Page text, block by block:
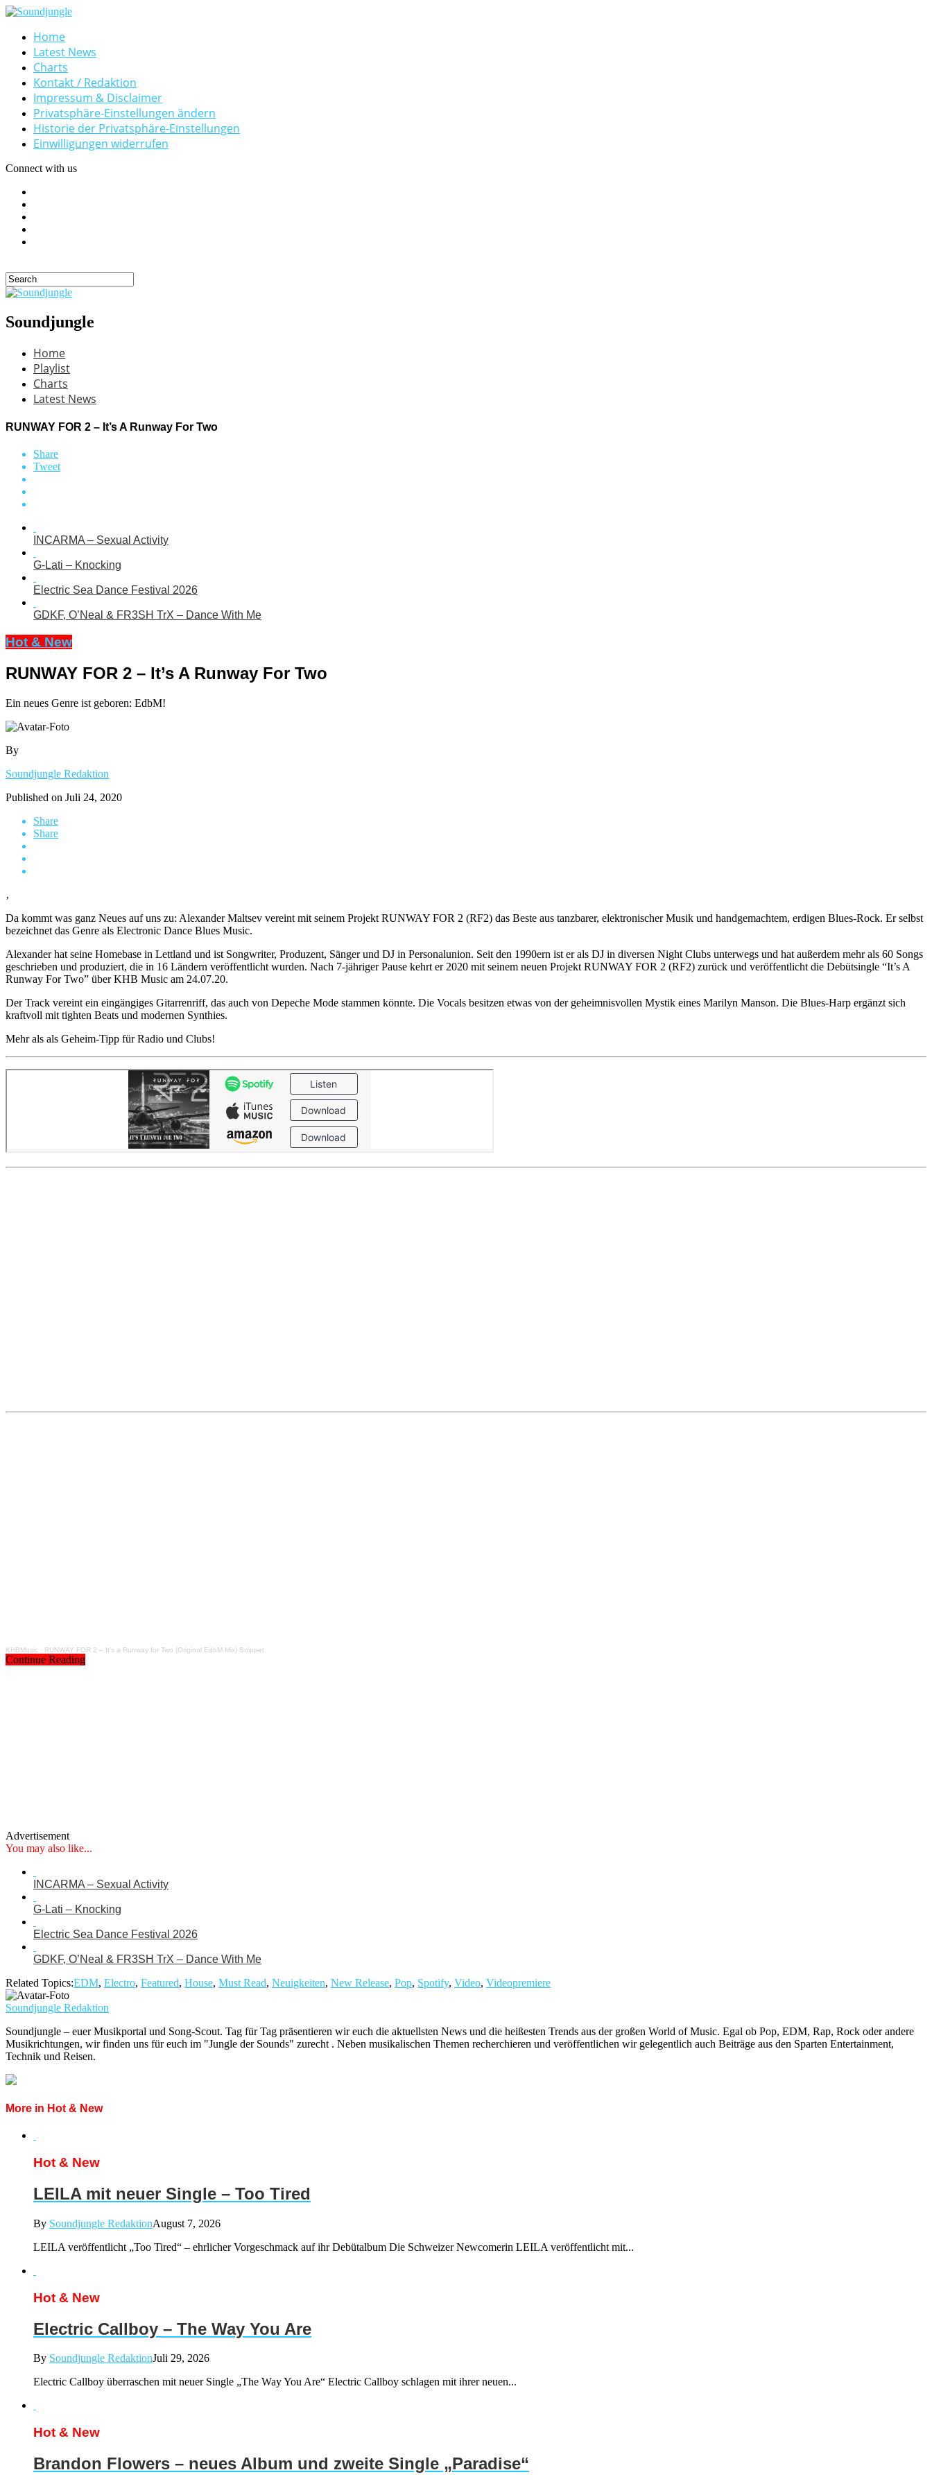
Home
Latest News
Charts
Kontakt / Redaktion
Impressum & Disclaimer
Privatsphäre-Einstellungen ändern
Historie der Privatsphäre-Einstellungen
Einwilligungen widerrufen
Connect with us
Soundjungle
Home
Playlist
Charts
Latest News
RUNWAY FOR 2 – It’s A Runway For Two
Share
Tweet
INCARMA – Sexual Activity
G-Lati – Knocking
Electric Sea Dance Festival 2026
GDKF, O’Neal & FR3SH TrX – Dance With Me
Hot & New
RUNWAY FOR 2 – It’s A Runway For Two
Ein neues Genre ist geboren: EdbM!
By
Soundjungle Redaktion
Published on Juli 24, 2020
Share
Share
‚
Da kommt was ganz Neues auf uns zu: Alexander Maltsev vereint mit seinem Projekt RUNWAY FOR 2 (RF2) das Beste aus tanzbarer, elektronischer Musik und handgemachtem, erdigen Blues-Rock. Er selbst
bezeichnet das Genre als Electronic Dance Blues Music.
Alexander hat seine Homebase in Lettland und ist Songwriter, Produzent, Sänger und DJ in Personalunion. Seit den 1990ern ist er als DJ in diversen Night Clubs unterwegs und hat außerdem mehr als 60 Songs
geschrieben und produziert, die in 16 Ländern veröffentlicht wurden. Nach 7-jähriger Pause kehrt er 2020 mit seinem neuen Projekt RUNWAY FOR 2 (RF2) zurück und veröffentlicht die Debütsingle “It’s A
Runway For Two” über KHB Music am 24.07.20.
Der Track vereint ein eingängiges Gitarrenriff, das auch von Depeche Mode stammen könnte. Die Vocals besitzen etwas von der geheimnisvollen Mystik eines Marilyn Manson. Die Blues-Harp ergänzt sich
kraftvoll mit tighten Beats und modernen Synthies.
Mehr als als Geheim-Tipp für Radio und Clubs!
KHBMusic · RUNWAY FOR 2 – It’s a Runway for Two (Original EdbM Mix) Snippet
Continue Reading
Advertisement
You may also like...
INCARMA – Sexual Activity
G-Lati – Knocking
Electric Sea Dance Festival 2026
GDKF, O’Neal & FR3SH TrX – Dance With Me
Related Topics:EDM, Electro, Featured, House, Must Read, Neuigkeiten, New Release, Pop, Spotify, Video, Videopremiere
Soundjungle Redaktion
Soundjungle – euer Musikportal und Song-Scout. Tag für Tag präsentieren wir euch die aktuellsten News und die heißesten Trends aus der großen World of Music. Egal ob Pop, EDM, Rap, Rock oder andere
Musikrichtungen, wir finden uns für euch im "Jungle der Sounds" zurecht . Neben musikalischen Themen recherchieren und veröffentlichen wir gelegentlich auch Beiträge aus den Sparten Entertainment,
Technik und Reisen.
More in Hot & New
Hot & New
LEILA mit neuer Single – Too Tired
By Soundjungle RedaktionAugust 7, 2026
LEILA veröffentlicht „Too Tired“ – ehrlicher Vorgeschmack auf ihr Debütalbum Die Schweizer Newcomerin LEILA veröffentlicht mit...
Hot & New
Electric Callboy – The Way You Are
By Soundjungle RedaktionJuli 29, 2026
Electric Callboy überraschen mit neuer Single „The Way You Are“ Electric Callboy schlagen mit ihrer neuen...
Hot & New
Brandon Flowers – neues Album und zweite Single „Paradise“